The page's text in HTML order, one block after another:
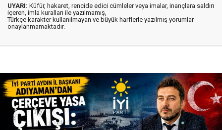
UYARI: Küfür, hakaret, rencide edici cümleler veya imalar, inançlara saldırı
içeren, imla kuralları ile yazılmamış,
Türkçe karakter kullanılmayan ve büyük harflerle yazılmış yorumlar
onaylanmamaktadır.